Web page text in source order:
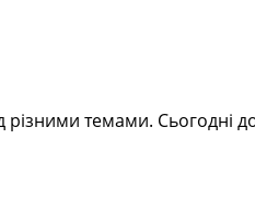
темами. Сьогодні